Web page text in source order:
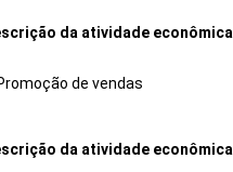
da atividade econômica
de vendas
da atividade econômica